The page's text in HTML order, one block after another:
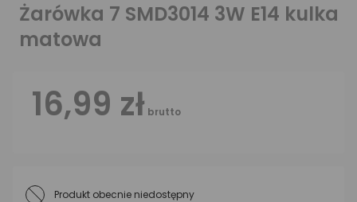
Żarówka 7 SMD3014 3W E14 kulka
matowa
16,99 zł brutto
Produkt obecnie niedostępny